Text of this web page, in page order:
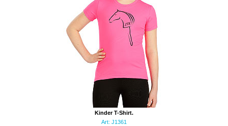
Kinder T-Shirt.
Art: J1361